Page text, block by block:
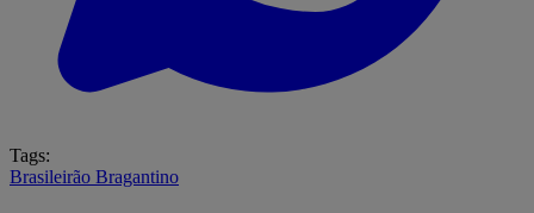
Tags:
Brasileirão Bragantino